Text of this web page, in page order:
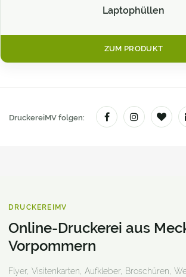
Laptophüllen
ZUM PRODUKT
DruckereiMV folgen:
DRUCKEREIMV
Online-Druckerei aus
Vorpommern
Flyer, Visitenkarten, Aufkleber, Broschüren,